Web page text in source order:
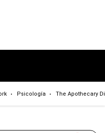
Psicología The Apothecary